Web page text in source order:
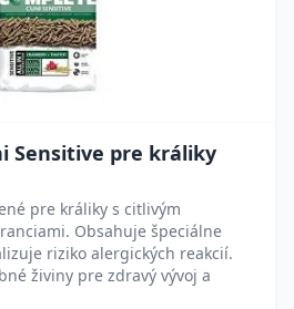
Sensitive pre králiky
pre králiky s citlivým
Obsahuje špeciálne
riziko alergických reakcií.
živiny pre zdravý vývoj a